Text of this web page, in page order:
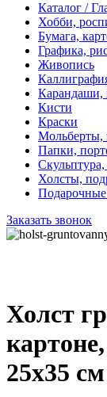
Каталог /
Хобби,
Бумага,
Графика,
Живопись
Карандаши,
Кисти
Краски
Мольберты,
Папки,
Скульптура,
Холсты,
Заказать звонок
Холст
25х35 см